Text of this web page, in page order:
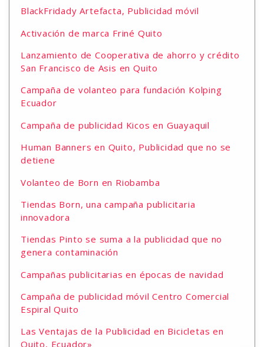
BlackFridady Artefacta, Publicidad móvil
Activación de marca Friné Quito
Lanzamiento de Cooperativa de ahorro y crédito
San Francisco de Asis en Quito
Campaña de volanteo para fundación Kolping
Ecuador
Campaña de publicidad Kicos en Guayaquil
Human Banners en Quito, Publicidad que no se
detiene
Volanteo de Born en Riobamba
Tiendas Born, una campaña publicitaria
innovadora
Tiendas Pinto se suma a la publicidad que no
genera contaminación
Campañas publicitarias en épocas de navidad
Campaña de publicidad móvil Centro Comercial
Espiral Quito
Las Ventajas de la Publicidad en Bicicletas en
Quito, Ecuador»